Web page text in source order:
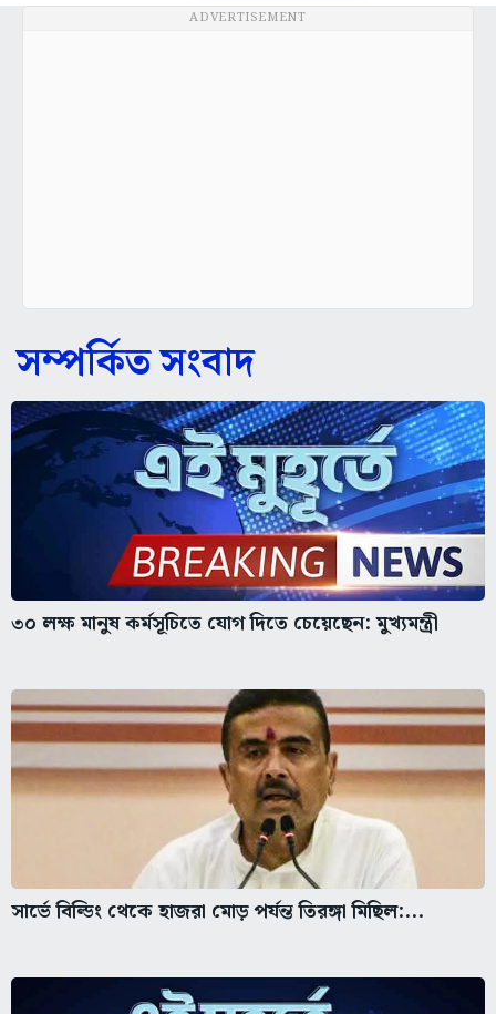
ADVERTISEMENT
সম্পর্কিত সংবাদ
৩০ লক্ষ মানুষ কর্মসূচিতে যোগ দিতে চেয়েছেন: মুখ্যমন্ত্রী
সার্ভে বিল্ডিং থেকে হাজরা মোড় পর্যন্ত তিরঙ্গা মিছিল:...